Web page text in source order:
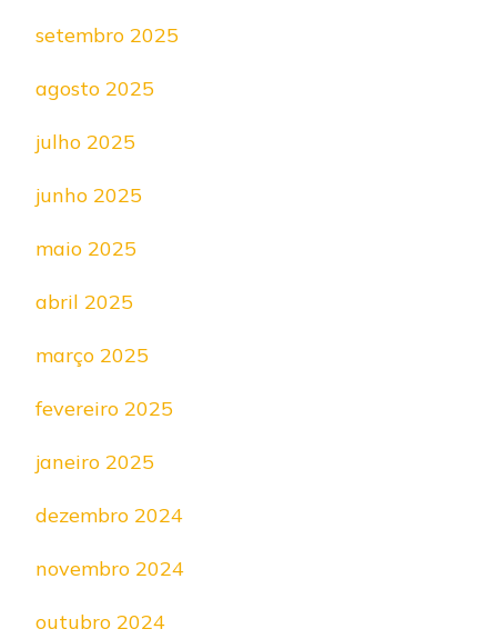
setembro 2025
agosto 2025
julho 2025
junho 2025
maio 2025
abril 2025
março 2025
fevereiro 2025
janeiro 2025
dezembro 2024
novembro 2024
outubro 2024